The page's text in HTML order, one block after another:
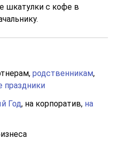
шкатулки с кофе в
родственникам,
праздники
Год, на корпоратив, на